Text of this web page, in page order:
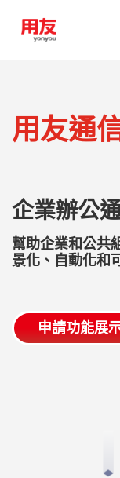
用友通
企業辦公
幫助企業和公共
景化、自動化和
申請功能展